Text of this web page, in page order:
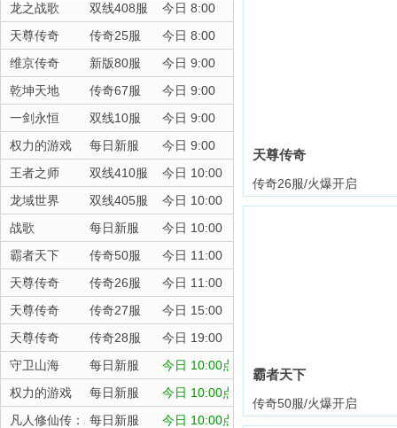
龙之战歌
双线408服
今日 8:00
天尊传奇
传奇25服
今日 8:00
维京传奇
新版80服
今日 9:00
乾坤天地
传奇67服
今日 9:00
一剑永恒
双线10服
今日 9:00
权力的游戏
每日新服
今日 9:00
王者之师
双线410服
今日 10:00
龙域世界
双线405服
今日 10:00
战歌
每日新服
今日 10:00
霸者天下
传奇50服
今日 11:00
天尊传奇
传奇26服
今日 11:00
天尊传奇
传奇27服
今日 15:00
天尊传奇
传奇28服
今日 19:00
守卫山海
每日新服
今日 10:00点
权力的游戏
每日新服
今日 10:00点
凡人修仙传：星海飞驰
每日新服
今日 10:00点
天尊传奇
传奇26服/火爆开启
霸者天下
传奇50服/火爆开启